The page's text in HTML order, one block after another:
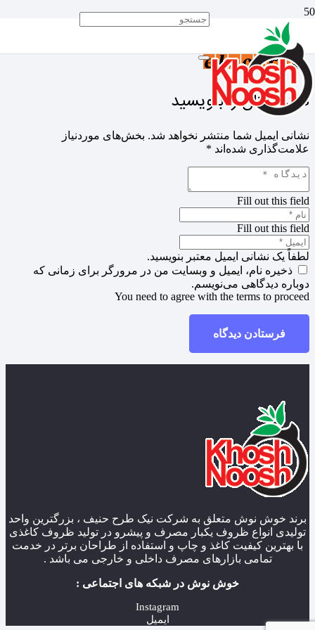
دیدگاهتان را بنویسید
نشانی ایمیل شما منتشر نخواهد شد. بخش‌های موردنیاز
علامت‌گذاری شده‌اند *
Fill out this field
Fill out this field
لطفاً یک نشانی ایمیل معتبر بنویسید.
ذخیره نام، ایمیل و وبسایت من در مرورگر برای زمانی که
دوباره دیدگاهی می‌نویسم.
You need to agree with the terms to proceed
فرستادن دیدگاه
برند خوش نوش متعلق به شرکت نیک طرح حنیف ، بزرگترین واحد
تولیدی انواع ظروف یکبار مصرف و پیشرو در تولید ظروف کاغذی
با بهترین کیفیت کاغذ و چاپ و استفاده از طراحان برتر در خدمت
تمامی بازارهای مصرف داخلی و خارجی می باشد .
خوش نوش در شبکه های اجتماعی :
Instagram
ایمیل